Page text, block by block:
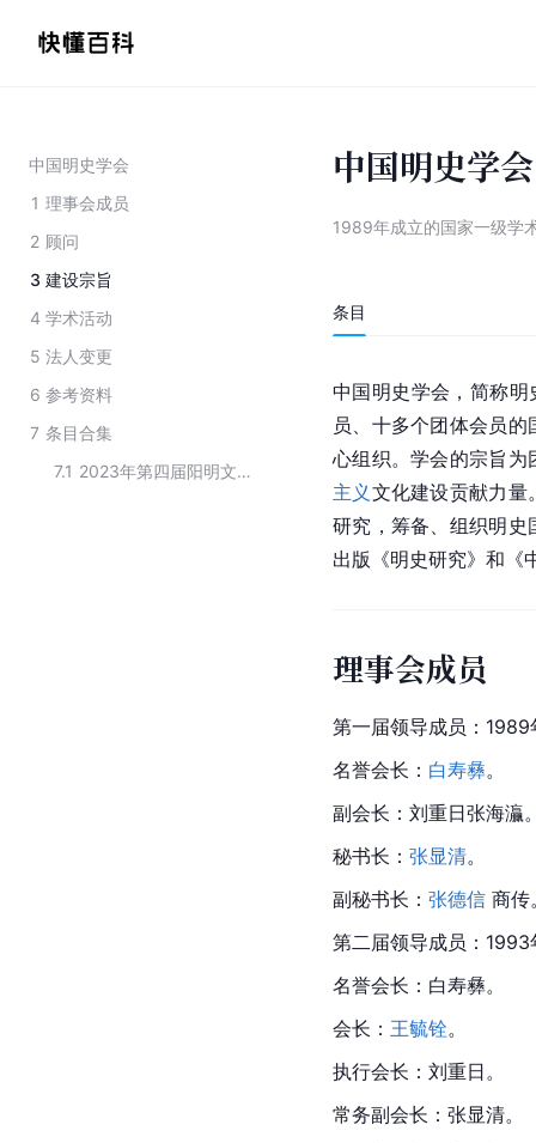
中国明史学会
1 理事会成员
2 顾问
3 建设宗旨
4 学术活动
5 法人变更
6 参考资料
7 条目合集
7.1
2023年第四届阳明文化国际论坛的主办方
中国明史学会
1989年成立的国家一级学
条目
中国明史学会，简称
员、十多个团体会员
心组织。学会的宗旨
主义 文化建设贡献力量
研究，筹备、组织明史
出版《明史研究》和《
理事会成员
第一届领导成员：
名誉会长： 白寿彝。
副会长：刘重日张海灜
秘书长： 张显清。
副秘书长： 张德信 商传
第二届领导成员：
名誉会长：白寿彝。
会长： 王毓铨。
执行会长：刘重日。
常务副会长：张显清。